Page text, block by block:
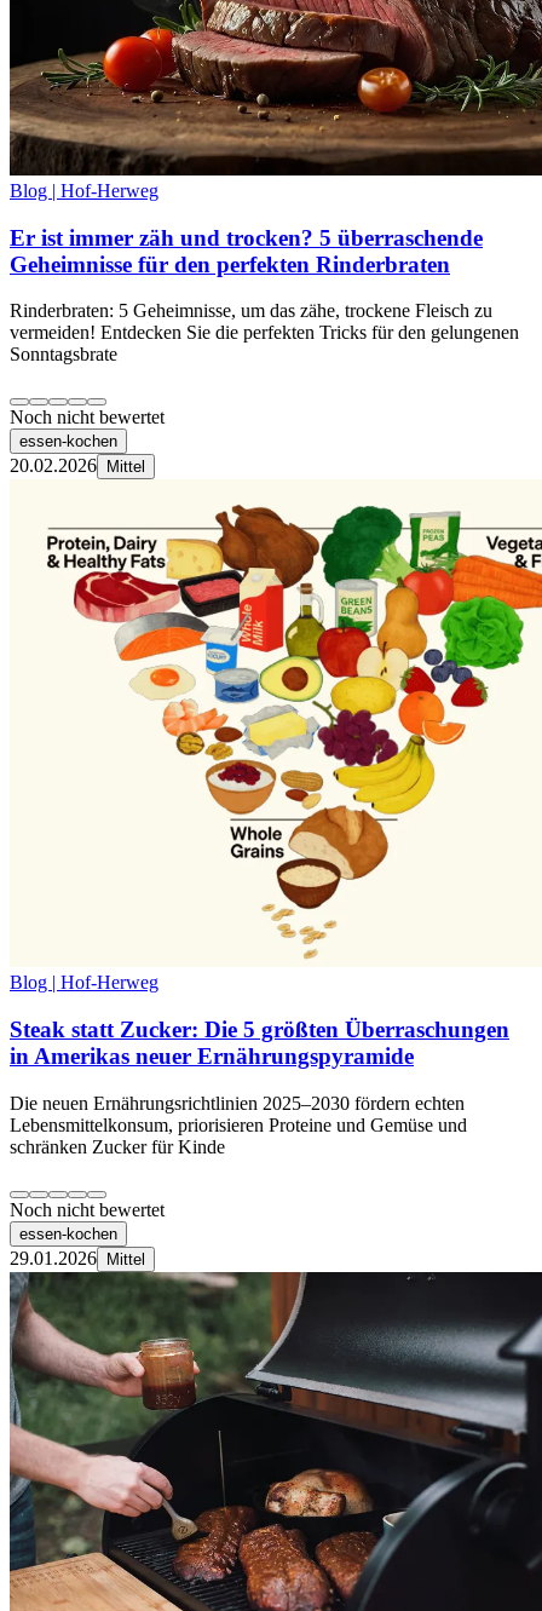
Blog | Hof-Herweg
Er ist immer zäh und trocken? 5 überraschende
Geheimnisse für den perfekten Rinderbraten
Rinderbraten: 5 Geheimnisse, um das zähe, trockene Fleisch zu
vermeiden! Entdecken Sie die perfekten Tricks für den gelungenen
Sonntagsbrate
Noch nicht bewertet
essen-kochen
20.02.2026 Mittel
Blog | Hof-Herweg
Steak statt Zucker: Die 5 größten Überraschungen
in Amerikas neuer Ernährungspyramide
Die neuen Ernährungsrichtlinien 2025–2030 fördern echten
Lebensmittelkonsum, priorisieren Proteine und Gemüse und
schränken Zucker für Kinde
Noch nicht bewertet
essen-kochen
29.01.2026 Mittel